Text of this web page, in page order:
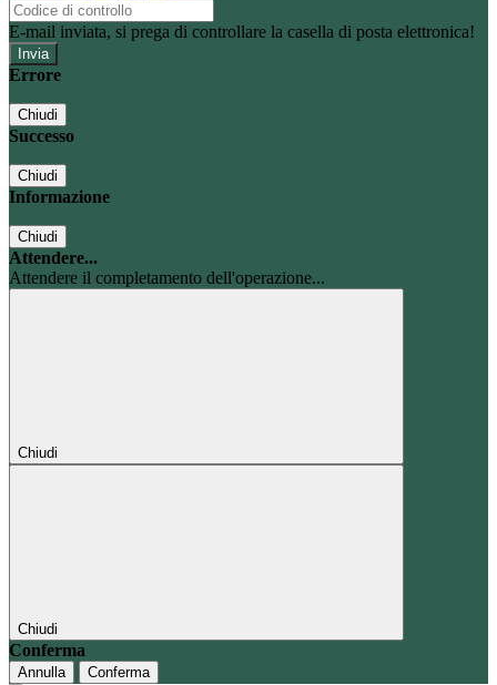
E-mail inviata, si prega di controllare la casella di posta elettronica!
Errore
Chiudi
Successo
Chiudi
Informazione
Chiudi
Attendere...
Attendere il completamento dell'operazione...
Chiudi
Chiudi
Conferma
Annulla Conferma